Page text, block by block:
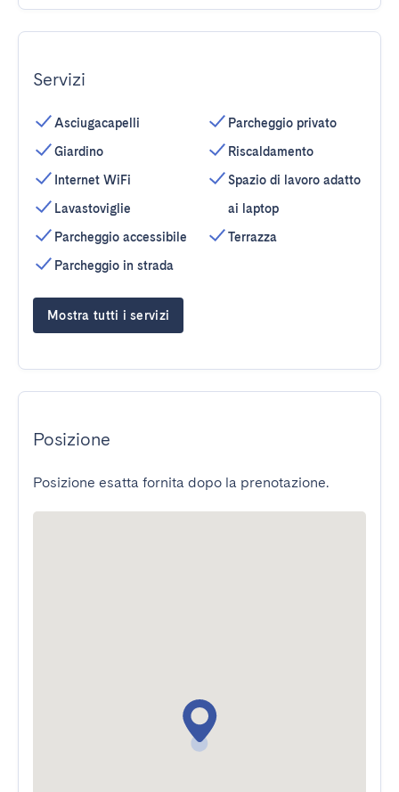
Servizi
Asciugacapelli
Giardino
Internet WiFi
Lavastoviglie
Parcheggio accessibile
Parcheggio in strada
Parcheggio privato
Riscaldamento
Spazio di lavoro adatto
ai laptop
Terrazza
Mostra tutti i servizi
Posizione
Posizione esatta fornita dopo la prenotazione.